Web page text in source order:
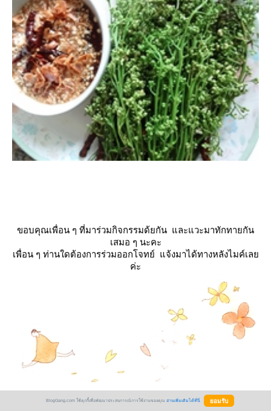
ขอบคุณเพื่อน ๆ ที่มาร่วมกิจกรรมด้ยกัน และแวะมาทักทายกัน
เสมอ ๆ นะคะ
เพื่อน ๆ ท่านใดต้องการร่วมออกโจทย์ แจ้งมาได้ทางหลังไมค์เล
ค่ะ
BlogGang.com ใช้คุกกี้เพื่อพัฒนาประสบการณ์การใช้งานของคุณ อ่านเพิ่มเติมได้ที่นี่